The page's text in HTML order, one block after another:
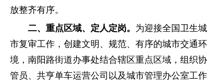
放整齐有序。
二、重点区域、定人定岗。 为迎接全国卫生城
市复审工作，创建文明、规范、有序的城市交通环
境，南阳路街道办事处结合辖区重点区域，组织协
管员、共亨单车运营公司以及城市管理办公室工作